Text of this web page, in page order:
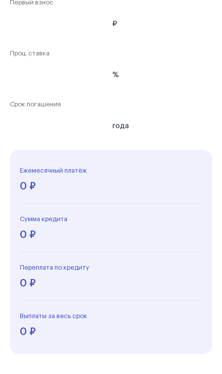
Первый взнос
₽
Проц. ставка
%
Срок погашения
года
Ежемесячный платёж
0 ₽
Сумма кредита
0 ₽
Переплата по кредиту
0 ₽
Выплаты за весь срок
0 ₽